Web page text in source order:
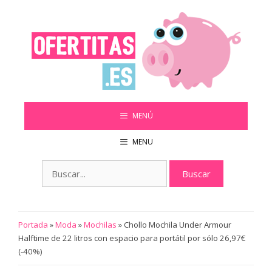
contenido
MENÚ
MENU
Portada »Moda »Mochilas » Chollo Mochila Under Armour
Halftime de 22 litros con espacio para portátil por sólo 26,97€
(-40%)